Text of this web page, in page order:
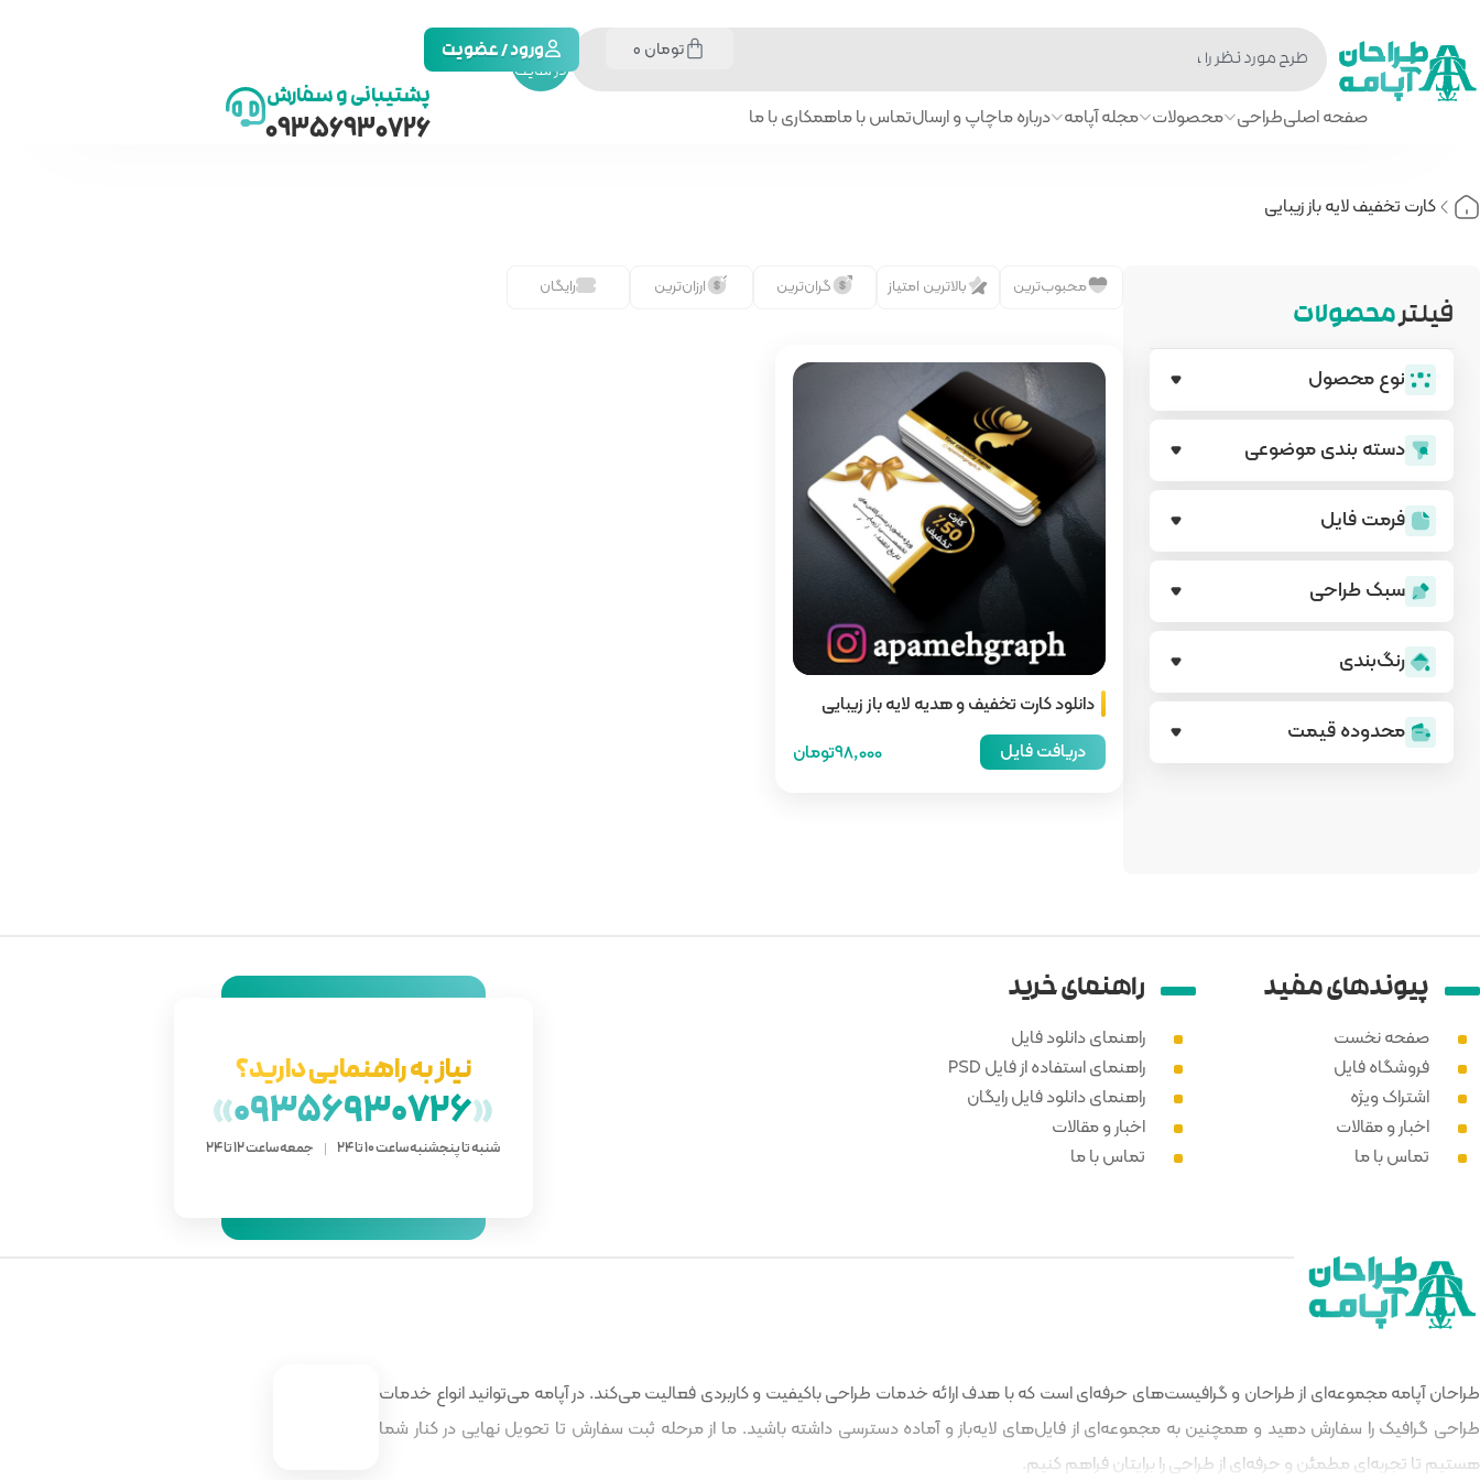
جستجو
در سایت
تومان ورود / عضویت
صفحه اصلیطراحی محصولات مجله آپامه درباره ماچاپ و ارسالتماس با ماهمکاری با ما
پشتیبانی و سفارش
09356930726
کارت تخفیف لایه باز زیبایی
فیلترمحصولات
نوع محصول
دسته بندی‌ موضوعی
فرمت فایل
سبک طراحی
رنگ‌بندی
محدوده قیمت
محبوب‌ترین بالاترین امتیاز گران‌ترین ارزان‌ترین رایگان
دانلود کارت تخفیف و هدیه لایه باز زیبایی
دریافت فایل
98,000تومان
پیوند‌های مفید
صفحه نخست
فروشگاه فایل
اشتراک ویژه
اخبار و مقالات
تماس با ما
راهنمای خرید
راهنمای دانلود فایل
راهنمای استفاده از فایل PSD
راهنمای دانلود فایل رایگان
اخبار و مقالات
تماس با ما
نیاز به راهنمایی دارید؟
«
09356930726
»
شنبه تا پنجشنبه ساعت 10 تا 24 جمعه ساعت 12 تا 24
طراحان آپامه مجموعه‌ای از طراحان و گرافیست‌های حرفه‌ای است که با هدف ارائه خدمات طراحی باکیفیت و کاربردی فعالیت می‌کند. در آپامه می‌توانید انواع خدمات
طراحی گرافیک را سفارش دهید و همچنین به مجموعه‌ای از فایل‌های لایه‌باز و آماده دسترسی داشته باشید. ما از مرحله ثبت سفارش تا تحویل نهایی در کنار شما
هستیم تا تجربه‌ای مطمئن و حرفه‌ای از طراحی را برایتان فراهم کنیم.